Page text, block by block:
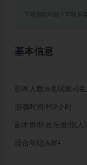
下载遇到问题？可联系
基本信息
剧本人数:6名玩家+|
游戏时间:约2小时
剧本类型:欢乐推理(入
适合年纪:6岁+